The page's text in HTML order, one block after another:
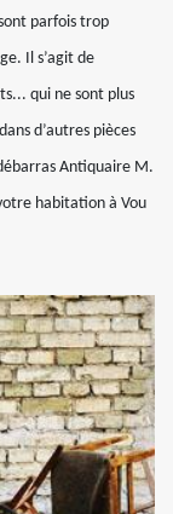
parfois trop
Il s’agit de
qui ne sont plus
d’autres pièces
Antiquaire M.
habitation à Vou